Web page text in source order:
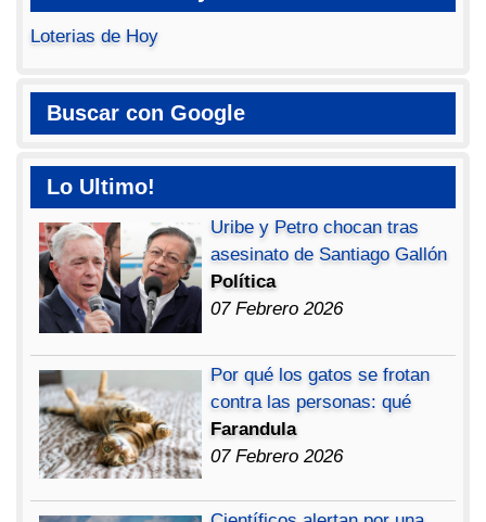
Loterias de Hoy
Buscar con Google
Lo Ultimo!
Uribe y Petro chocan tras
asesinato de Santiago Gallón
Política
07 Febrero 2026
Por qué los gatos se frotan
contra las personas: qué
Farandula
07 Febrero 2026